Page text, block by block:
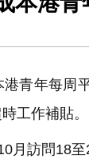
青年每周
工作補貼。
月訪問18至